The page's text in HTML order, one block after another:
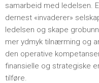
samarbeid med ledelsen.
dernest «invaderer»
ledelsen og skape
mer ydmyk tilnærming og
den operative
finansielle og strategiske
tilføre.